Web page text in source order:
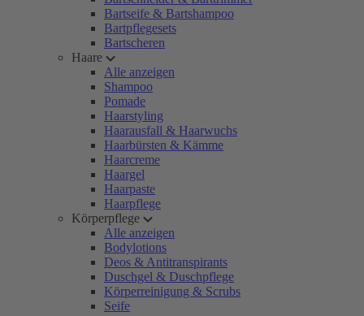
Bartseife & Bartshampoo
Bartpflegesets
Bartscheren
Haare
Alle anzeigen
Shampoo
Pomade
Haarstyling
Haarausfall & Haarwuchs
Haarbürsten & Kämme
Haarcreme
Haargel
Haarpaste
Haarpflege
Körperpflege
Alle anzeigen
Bodylotions
Deos & Antitranspirants
Duschgel & Duschpflege
Körperreinigung & Scrubs
Seife